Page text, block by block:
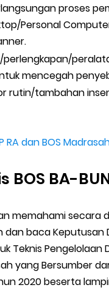
proses
Personal
perlengkapan/
mencegah
rutin/tambahan
RA dan BOS
BOS BA-
memahami secara
dan baca Keputusan
Teknis Pengelolaan
yang Bersumber
2020 beserta